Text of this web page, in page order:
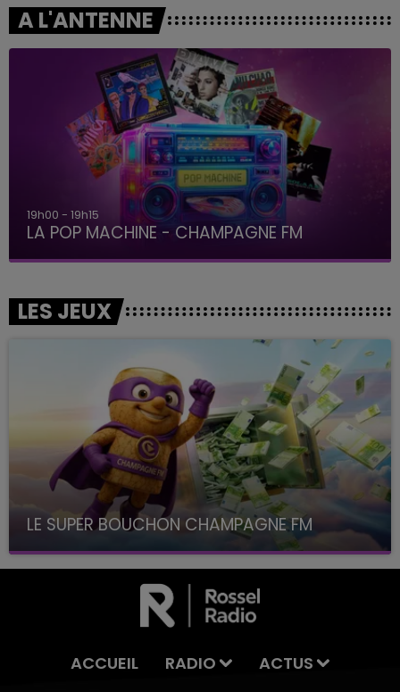
A L'ANTENNE
19h00 - 19h15
LA POP MACHINE - CHAMPAGNE FM
LES JEUX
LE SUPER BOUCHON CHAMPAGNE FM
avec La Famille Champagne FM, à 8H10
ACCUEIL RADIO ACTUS